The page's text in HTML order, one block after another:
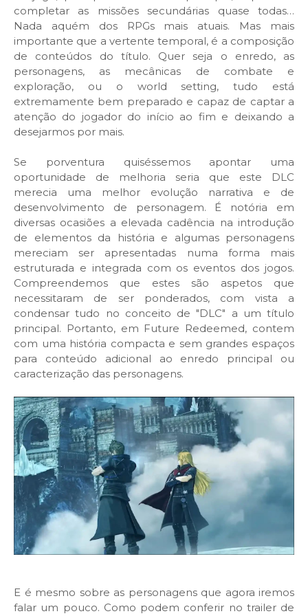
completar as missões secundárias quase todas…
Nada aquém dos RPGs mais atuais. Mas mais
importante que a vertente temporal, é a composição
de conteúdos do título. Quer seja o enredo, as
personagens, as mecânicas de combate e
exploração, ou o world setting, tudo está
extremamente bem preparado e capaz de captar a
atenção do jogador do início ao fim e deixando a
desejarmos por mais.
Se porventura quiséssemos apontar uma
oportunidade de melhoria seria que este DLC
merecia uma melhor evolução narrativa e de
desenvolvimento de personagem. É notória em
diversas ocasiões a elevada cadência na introdução
de elementos da história e algumas personagens
mereciam ser apresentadas numa forma mais
estruturada e integrada com os eventos dos jogos.
Compreendemos que estes são aspetos que
necessitaram de ser ponderados, com vista a
condensar tudo no conceito de "DLC" a um título
principal. Portanto, em Future Redeemed, contem
com uma história compacta e sem grandes espaços
para conteúdo adicional ao enredo principal ou
caracterização das personagens.
E é mesmo sobre as personagens que agora iremos
falar um pouco. Como podem conferir no trailer de